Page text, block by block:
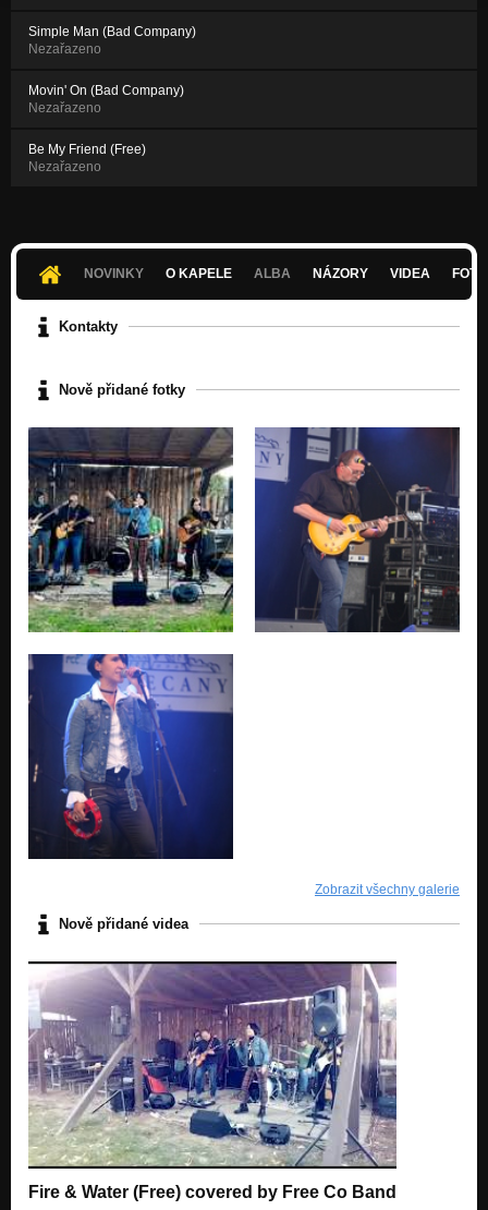
Simple Man (Bad Company)
Nezařazeno
Movin' On (Bad Company)
Nezařazeno
Be My Friend (Free)
Nezařazeno
NOVINKY O KAPELE ALBA NÁZORY VIDEA
Kontakty
Nově přidané fotky
Zobrazit všechny galerie
Nově přidané videa
Fire & Water (Free) covered by Free Co Band